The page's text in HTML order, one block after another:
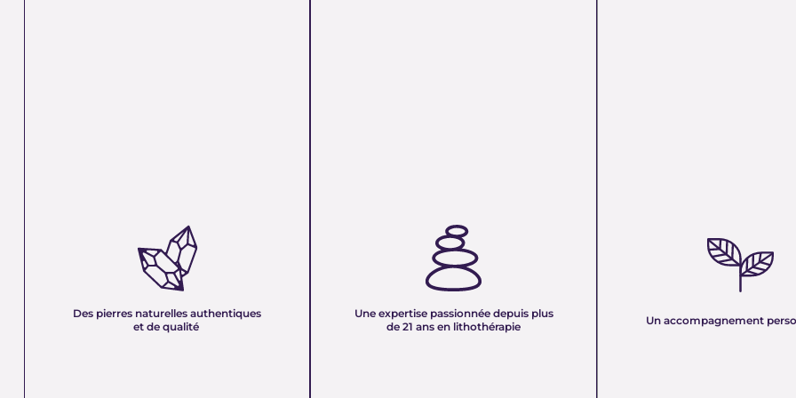
Des pierres naturelles authentiques
et de qualité
AUTHENTIQUES ET DE QUALITÉ :
Nous sélectionnons rigoureusement nos
minéraux pour vous offrir des pierres 100 %
pure. Chaque cristal est choisi pour sa beauté, sa
vibration et son authenticité afin de vous garantir
Une expertise passionnée depuis plus
de 21 ans en lithothérapie
PLUS DE 21 ANS EN LITHOTHÉRAPIE :
Forte d’une expérience de plus de deux
décennies, notre équipe vous partage son savoir
mettons nos connaissances en lithothérapie à
votre service pour vous accompagner dans votre
Un accompagnement
Nous sélectionnons
minéraux pour vous offrir des
naturelles, non traitées et chargées
vibration et son authenticité afin
un produit à la hauteur de vos